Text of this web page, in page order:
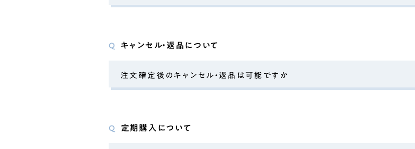
Q キャンセル・返品について
注文確定後のキャンセル・返品は可能ですか
Q 定期購入について